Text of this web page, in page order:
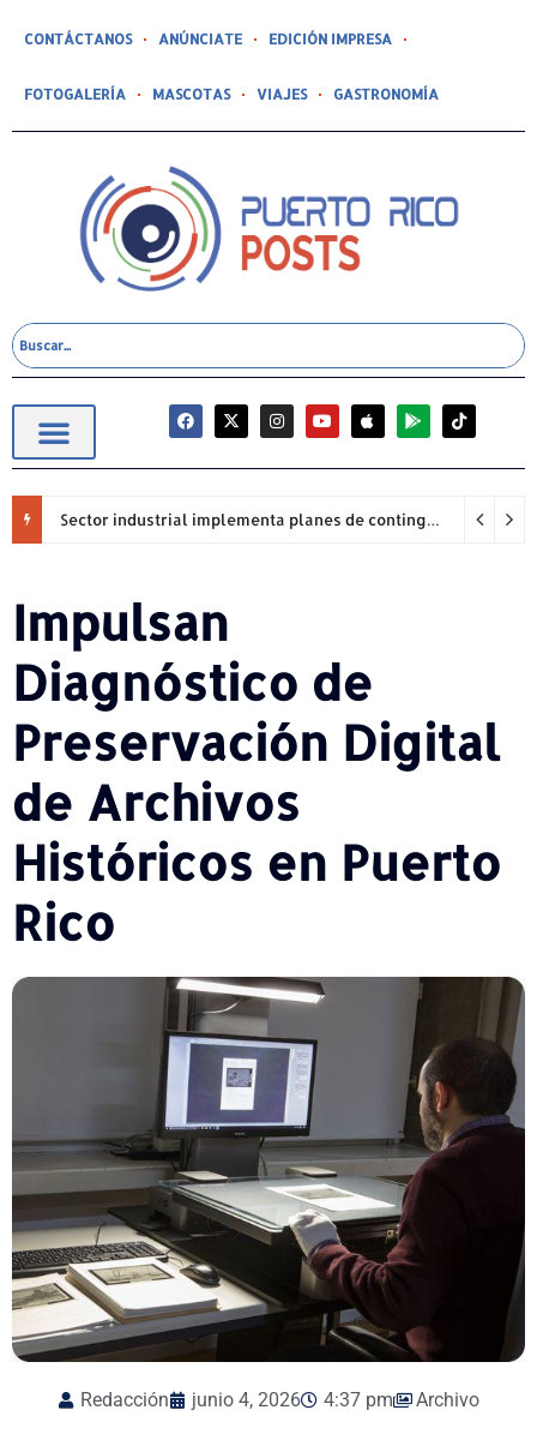
CONTÁCTANOS ANÚNCIATE EDICIÓN IMPRESA
FOTOGALERÍA MASCOTAS VIAJES GASTRONOMÍA
Sector industrial implementa planes de contingencia ante racionamiento de agua y hace un llamado a la eficiencia infraestructural
Impulsan
Diagnóstico de
Preservación Digital
de Archivos
Históricos en Puerto
Rico
Redacción junio 4, 2026 4:37 pm Archivo